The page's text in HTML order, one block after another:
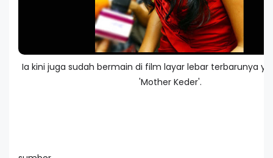
Ia kini juga sudah bermain di film layar lebar terbarunya
'Mother Keder'.